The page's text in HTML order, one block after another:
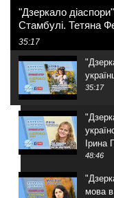
"Дзеркало
Стамбулі. Тетяна
35:17
35:17
Ірина
48:46
мова в